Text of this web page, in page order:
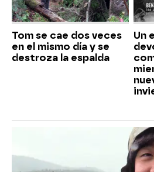
Tom se cae dos veces
en el mismo día y se
destroza la espalda
Un